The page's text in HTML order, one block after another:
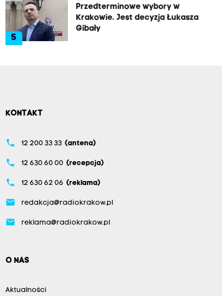
5
Przedterminowe wybory w
Krakowie. Jest decyzja Łukasza
Gibały
KONTAKT
phone 12 200 33 33 (antena)
phone 12 630 60 00 (recepcja)
phone 12 630 62 06 (reklama)
email redakcja@radiokrakow.pl
email reklama@radiokrakow.pl
O NAS
Aktualności